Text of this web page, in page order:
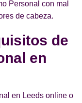
Personal con mal
de cabeza.
de
en
en Leeds online o